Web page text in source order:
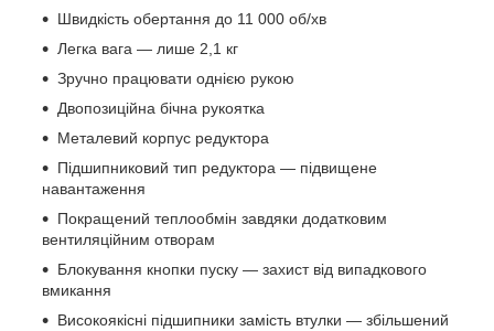
Швидкість обертання до 11 000 об/хв
Легка вага — лише 2,1 кг
Зручно працювати однією рукою
Двопозиційна бічна рукоятка
Металевий корпус редуктора
Підшипниковий тип редуктора — підвищене
навантаження
Покращений теплообмін завдяки додатковим
вентиляційним отворам
Блокування кнопки пуску — захист від випадкового
вмикання
Високоякісні підшипники замість втулки — збільшений